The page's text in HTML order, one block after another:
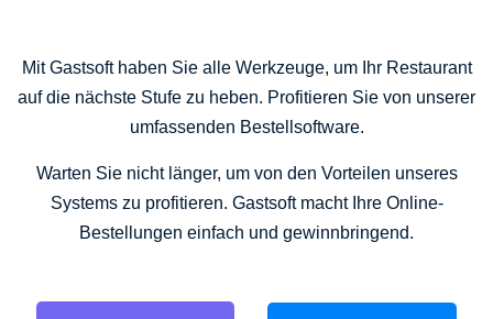
Mit Gastsoft haben Sie alle Werkzeuge, um Ihr Restaurant
auf die nächste Stufe zu heben. Profitieren Sie von unserer
umfassenden Bestellsoftware.
Warten Sie nicht länger, um von den Vorteilen unseres
Systems zu profitieren. Gastsoft macht Ihre Online-
Bestellungen einfach und gewinnbringend.